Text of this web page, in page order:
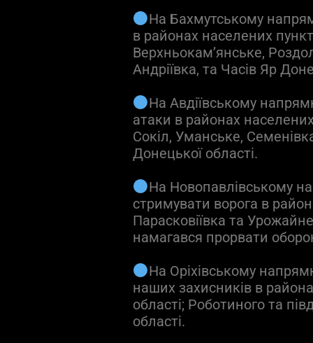
На Бахмутському
в районах населених
Верхньокам’янське,
Андріївка, та Часів Яр
На Авдіївському
атаки в районах
Сокіл, Уманське,
Донецької області.
На Новопавлівському
стримувати ворога в
Парасковіївка та
намагався прорвати
На Оріхівському
наших захисників в
області; Роботиного та
області.